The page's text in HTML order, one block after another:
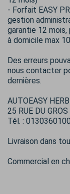
- Forfait EASY
gestion
garantie 12
à domicile max
Des erreurs
nous contacter
dernières.
AUTOEASY
25 RUE DU
Tél. :
Livraison dans
Commercial en